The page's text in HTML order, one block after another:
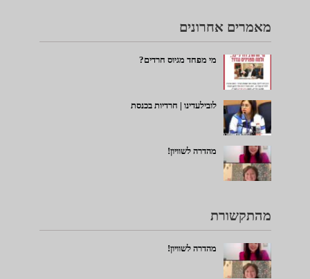
מאמרים אחרונים
מי מפחד מגיוס חרדים?
לובילעדינו | חרדיות בכנסת
מהדרה לשוויון!
מהתקשורת
מהדרה לשוויון!